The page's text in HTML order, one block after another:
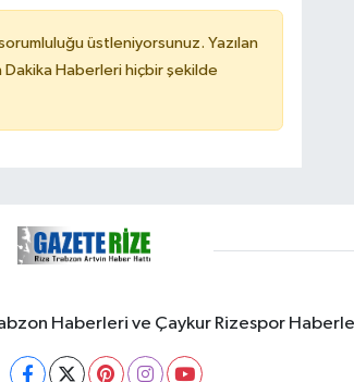
üstleniyorsunuz. Yazılan
Haberleri hiçbir şekilde
Haberleri ve Çaykur Rizespor